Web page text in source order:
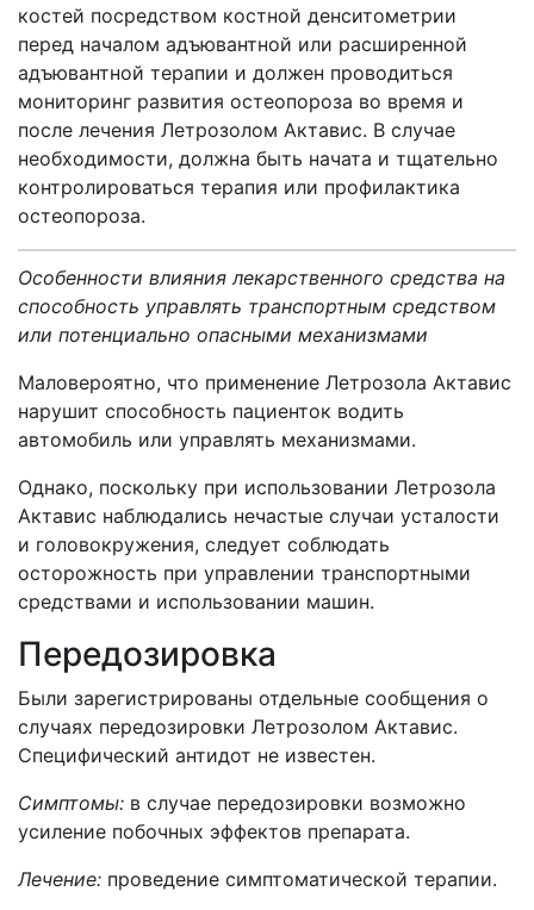
костей посредством костной денситометрии
перед началом адъювантной или расширенной
адъювантной терапии и должен проводиться
мониторинг развития остеопороза во время и
после лечения Летрозолом Актавис. В случае
необходимости, должна быть начата и тщательно
контролироваться терапия или профилактика
остеопороза.
Особенности влияния лекарственного средства на
способность управлять транспортным средством
или потенциально опасными механизмами
Маловероятно, что применение Летрозола Актавис
нарушит способность пациенток водить
автомобиль или управлять механизмами.
Однако, поскольку при использовании Летрозола
Актавис наблюдались нечастые случаи усталости
и головокружения, следует соблюдать
осторожность при управлении транспортными
средствами и использовании машин.
Передозировка
Были зарегистрированы отдельные сообщения о
случаях передозировки Летрозолом Актавис.
Специфический антидот не известен.
Симптомы: в случае передозировки возможно
усиление побочных эффектов препарата.
Лечение: проведение симптоматической терапии.